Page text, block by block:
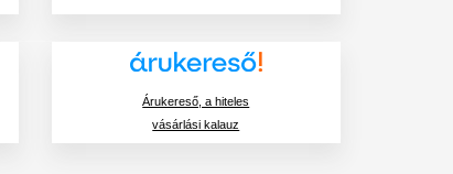
Árukereső, a hiteles
vásárlási kalauz